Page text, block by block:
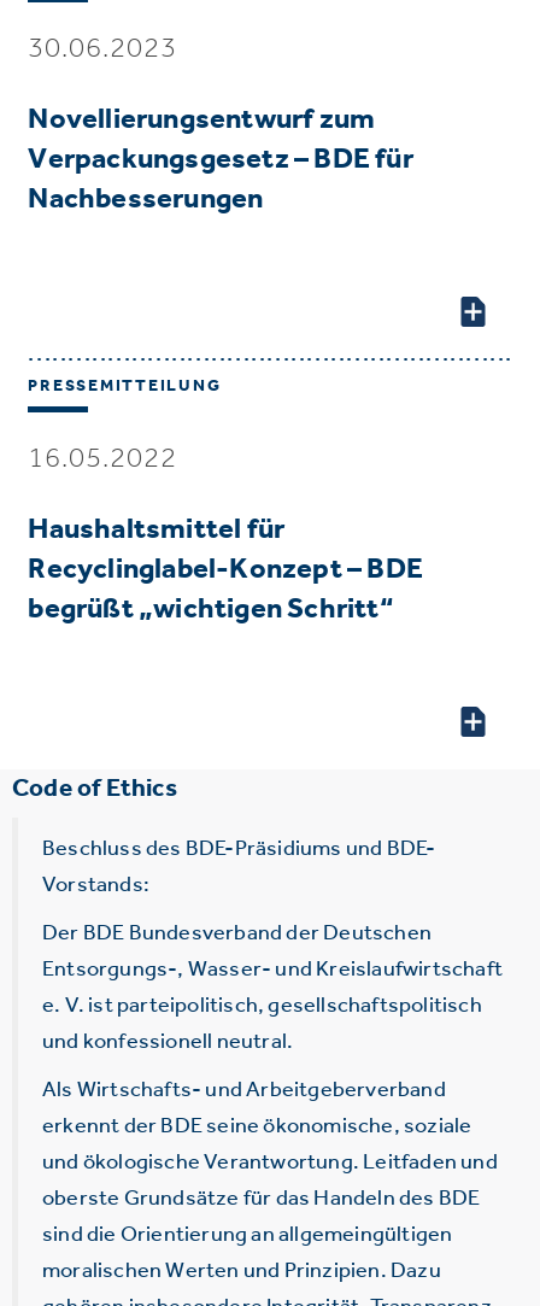
30.06.2023
Novellierungsentwurf zum
Verpackungsgesetz – BDE für
Nachbesserungen
PRESSEMITTEILUNG
16.05.2022
Haushaltsmittel für
Recyclinglabel-Konzept – BDE
begrüßt „wichtigen Schritt“
Code of Ethics
Beschluss des BDE-Präsidiums und BDE-
Vorstands:
Der BDE Bundesverband der Deutschen
Entsorgungs-, Wasser- und Kreislaufwirtschaft
e. V. ist parteipolitisch, gesellschaftspolitisch
und konfessionell neutral.
Als Wirtschafts- und Arbeitgeberverband
erkennt der BDE seine ökonomische, soziale
und ökologische Verantwortung. Leitfaden und
oberste Grundsätze für das Handeln des BDE
sind die Orientierung an allgemeingültigen
moralischen Werten und Prinzipien. Dazu